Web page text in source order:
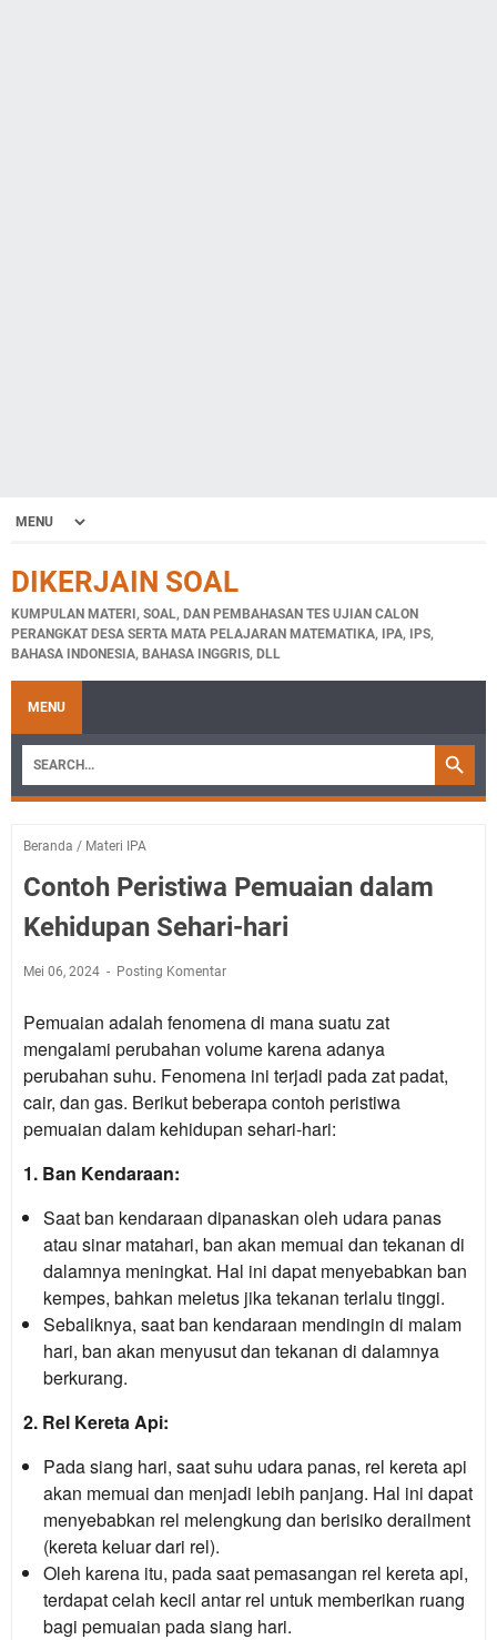
DIKERJAIN SOAL
KUMPULAN MATERI, SOAL, DAN PEMBAHASAN TES UJIAN CALON
PERANGKAT DESA SERTA MATA PELAJARAN MATEMATIKA, IPA, IPS,
BAHASA INDONESIA, BAHASA INGGRIS, DLL
MENU
Beranda / Materi IPA
Contoh Peristiwa Pemuaian dalam
Kehidupan Sehari-hari
Mei 06, 2024 Posting Komentar
Pemuaian adalah fenomena di mana suatu zat
mengalami perubahan volume karena adanya
perubahan suhu. Fenomena ini terjadi pada zat padat,
cair, dan gas. Berikut beberapa contoh peristiwa
pemuaian dalam kehidupan sehari-hari:
1. Ban Kendaraan:
Saat ban kendaraan dipanaskan oleh udara panas
atau sinar matahari, ban akan memuai dan tekanan di
dalamnya meningkat. Hal ini dapat menyebabkan ban
kempes, bahkan meletus jika tekanan terlalu tinggi.
Sebaliknya, saat ban kendaraan mendingin di malam
hari, ban akan menyusut dan tekanan di dalamnya
berkurang.
2. Rel Kereta Api:
Pada siang hari, saat suhu udara panas, rel kereta api
akan memuai dan menjadi lebih panjang. Hal ini dapat
menyebabkan rel melengkung dan berisiko derailment
(kereta keluar dari rel).
Oleh karena itu, pada saat pemasangan rel kereta api,
terdapat celah kecil antar rel untuk memberikan ruang
bagi pemuaian pada siang hari.